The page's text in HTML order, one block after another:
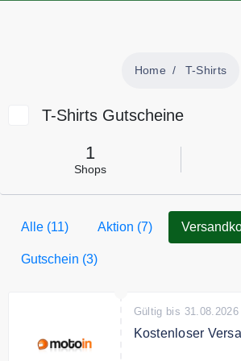
Home T-Shirts
T-Shirts Gutscheine
1
Shops
Alle (11) Aktion (7)
Gutschein (3)
Gültig bis 31.08.2026
Kostenloser